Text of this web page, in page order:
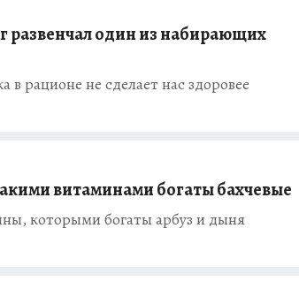
развенчал один из набирающих
рационе не сделает нас здоровее
витаминами богаты бахчевые
которыми богаты арбуз и дыня